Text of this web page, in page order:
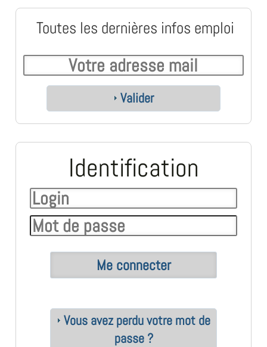
Toutes les dernières infos emploi
Valider
Identification
Vous avez perdu votre mot de
passe ?